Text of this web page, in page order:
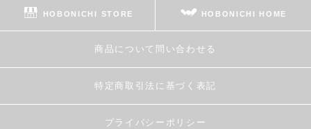
HOBONICHI STORE HOBONICHI HOME
商品について問い合わせる
特定商取引法に基づく表記
プライバシーポリシー